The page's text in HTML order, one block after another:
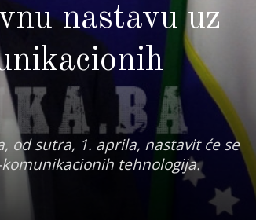
nastavu uz
od sutra, 1. aprila, nastavit će se
tehnologija.